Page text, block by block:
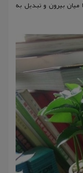
بیرون و تبدیل به